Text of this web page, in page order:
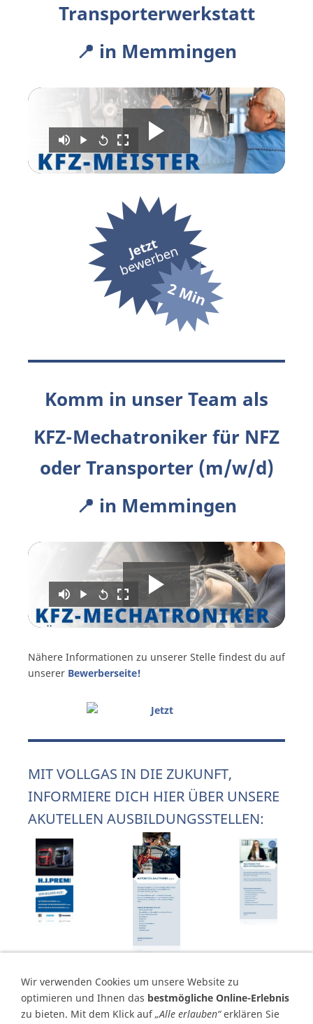
Transporterwerkstatt
📍 in Memmingen
Komm in unser Team als
KFZ-Mechatroniker für NFZ
oder Transporter (m/w/d)
📍 in Memmingen
Nähere Informationen zu unserer Stelle findest du auf
unserer Bewerberseite!
MIT VOLLGAS IN DIE ZUKUNFT,
INFORMIERE DICH HIER ÜBER UNSERE
AKUTELLEN AUSBILDUNGSSTELLEN:
Wir verwenden Cookies um unsere Website zu
optimieren und Ihnen das bestmögliche Online-Erlebnis
zu bieten. Mit dem Klick auf„Alle erlauben“erklären Sie